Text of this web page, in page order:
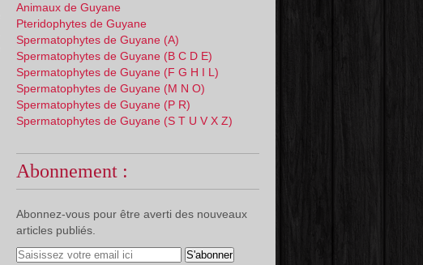
Animaux de Guyane
Pteridophytes de Guyane
Spermatophytes de Guyane (A)
Spermatophytes de Guyane (B C D E)
Spermatophytes de Guyane (F G H I L)
Spermatophytes de Guyane (M N O)
Spermatophytes de Guyane (P R)
Spermatophytes de Guyane (S T U V X Z)
Abonnement :
Abonnez-vous pour être averti des nouveaux
articles publiés.